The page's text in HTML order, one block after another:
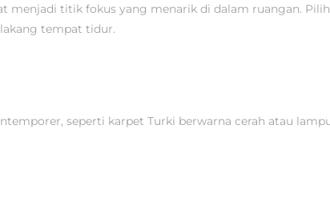
titik fokus yang menarik di dalam ruangan.
tempat tidur.
seperti karpet Turki berwarna cerah atau